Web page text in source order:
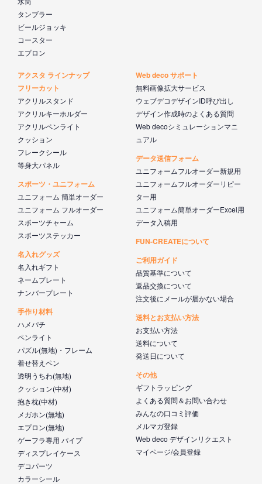
タンブラー
ビールジョッキ
コースター
エプロン
アクスタ ラインナップ
フリーカット
アクリルスタンド
アクリルキーホルダー
アクリルペンライト
クッション
フレークシール
等身大パネル
スポーツ・ユニフォーム
ユニフォーム 簡単オーダー
ユニフォーム フルオーダー
スポーツチャーム
スポーツステッカー
名入れグッズ
名入れギフト
ネームプレート
ナンバープレート
手作り材料
ハメパチ
ペンライト
パズル(無地)・フレーム
着せ替えペン
透明うちわ(無地)
クッション(中材)
抱き枕(中材)
メガホン(無地)
エプロン(無地)
ゲーフラ専用 パイプ
ディスプレイケース
デコパーツ
カラーシール
Web deco サポート
無料画像拡大サービス
ウェブデコデザインID呼び出し
デザイン作成時のよくある質問
Web decoシミュレーションマニ
ュアル
データ送信フォーム
ユニフォームフルオーダー新規用
ユニフォームフルオーダーリピー
ター用
ユニフォーム簡単オーダーExcel用
データ入稿用
FUN-CREATEについて
ご利用ガイド
品質基準について
返品交換について
注文後にメールが届かない場合
送料とお支払い方法
お支払い方法
送料について
発送日について
その他
ギフトラッピング
よくある質問＆お問い合わせ
みんなの口コミ評価
メルマガ登録
Web deco デザインリクエスト
マイページ/会員登録